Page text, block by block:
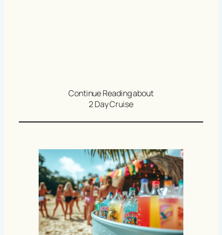
Continue Reading about
2 Day Cruise